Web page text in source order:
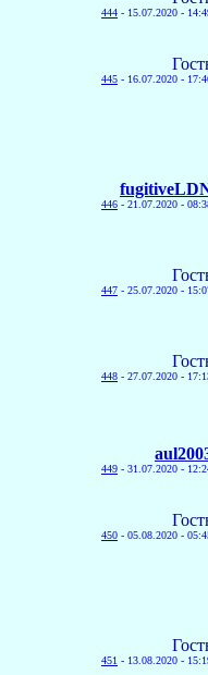
444 - 15.07.2020 -
445 - 16.07.2020 -
446 - 21.07.2020 -
447 - 25.07.2020 -
448 - 27.07.2020 -
449 - 31.07.2020 -
450 - 05.08.2020 -
451 - 13.08.2020 -